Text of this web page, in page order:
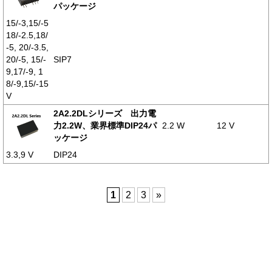
パッケージ
15/-3,15/-5
18/-2.5,18/
-5, 20/-3.5,
20/-5, 15/-
9,17/-9, 1
8/-9,15/-15
V
SIP7
2A2.2DLシリーズ 出力電
力2.2W、業界標準DIP24パ
ッケージ
2.2 W 12 V
3.3,9 V DIP24
1 2 3 »